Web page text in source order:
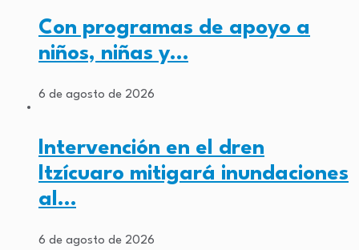
Con programas de apoyo a
niños, niñas y…
6 de agosto de 2026
Intervención en el dren
Itzícuaro mitigará inundaciones
al…
6 de agosto de 2026